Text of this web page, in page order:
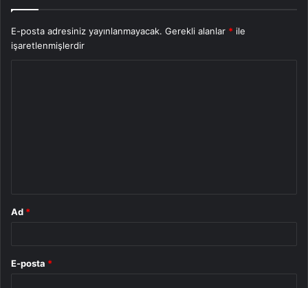
E-posta adresiniz yayınlanmayacak. Gerekli alanlar * ile
işaretlenmişlerdir
Ad *
E-posta *